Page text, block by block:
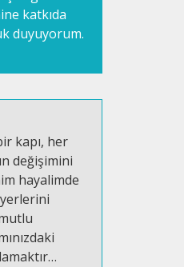
katkıda
duyuyorum.
kapı, her
değişimini
hayalimde